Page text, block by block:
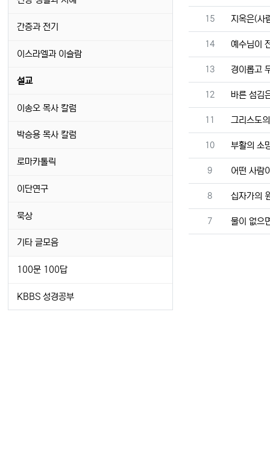
번호
15 지옥은(사
번호
14 예수님이
번호
13 경이롭고
번호
12 바른 섬김
번호
11 그리스도
번호
10 부활의 소
번호
9 어떤 사람
번호
8 십자가의
번호
7 물이 없으
간증과 전기
이스라엘과 이슬람
설교
이송오 목사 칼럼
박승용 목사 칼럼
로마카톨릭
이단연구
묵상
기타 글모음
100문 100답
KBBS 성경공부